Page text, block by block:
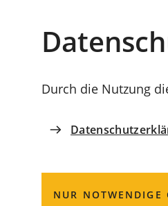
Durch die Nutzung
NUR NOTWENDIGE
Coburg
THEMEN DER
Haft